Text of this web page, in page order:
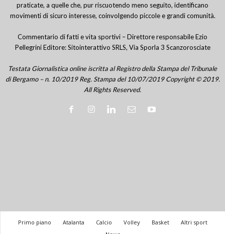
praticate, a quelle che, pur riscuotendo meno seguito, identificano
movimenti di sicuro interesse, coinvolgendo piccole e grandi comunità.
Commentario di fatti e vita sportivi – Direttore responsabile Ezio
Pellegrini Editore: Sitointerattivo SRLS, Via Sporla 3 Scanzorosciate
Testata Giornalistica online iscritta al Registro della Stampa del Tribunale
di Bergamo – n. 10/2019 Reg. Stampa del 10/07/2019 Copyright © 2019.
All Rights Reserved.
Primo piano Atalanta Calcio Volley Basket
Altri sport